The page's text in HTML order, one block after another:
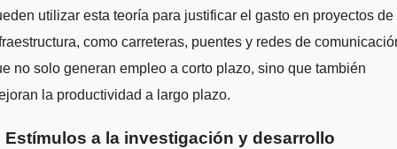
utilizar esta teoría para justificar el gasto en proyectos de
como carreteras, puentes y redes de
no solo generan empleo a corto plazo, sino que también
la productividad a largo plazo.
Estímulos a la investigación y desarrollo